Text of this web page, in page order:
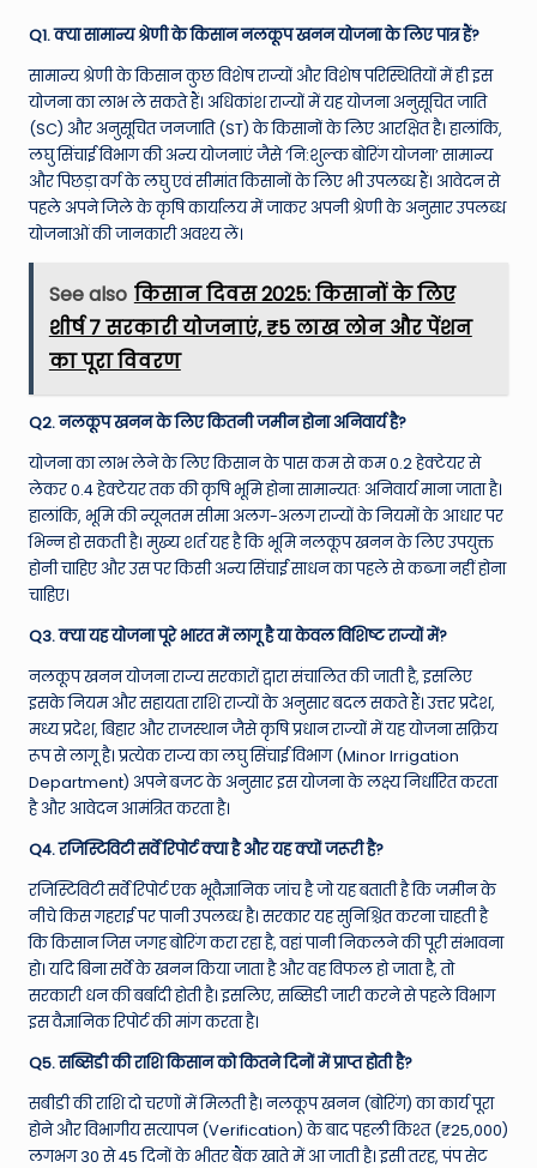
Q1. क्या सामान्य श्रेणी के किसान नलकूप खनन योजना के लिए पात्र हैं?
सामान्य श्रेणी के किसान कुछ विशेष राज्यों और विशेष परिस्थितियों में ही इस
योजना का लाभ ले सकते हैं। अधिकांश राज्यों में यह योजना अनुसूचित जाति
(SC) और अनुसूचित जनजाति (ST) के किसानों के लिए आरक्षित है। हालांकि,
लघु सिंचाई विभाग की अन्य योजनाएं जैसे ‘नि:शुल्क बोरिंग योजना’ सामान्य
और पिछड़ा वर्ग के लघु एवं सीमांत किसानों के लिए भी उपलब्ध हैं। आवेदन से
पहले अपने जिले के कृषि कार्यालय में जाकर अपनी श्रेणी के अनुसार उपलब्ध
योजनाओं की जानकारी अवश्य लें।
See also किसान दिवस 2025: किसानों के लिए
शीर्ष 7 सरकारी योजनाएं, ₹5 लाख लोन और पेंशन
का पूरा विवरण
Q2. नलकूप खनन के लिए कितनी जमीन होना अनिवार्य है?
योजना का लाभ लेने के लिए किसान के पास कम से कम 0.2 हेक्टेयर से
लेकर 0.4 हेक्टेयर तक की कृषि भूमि होना सामान्यतः अनिवार्य माना जाता है।
हालांकि, भूमि की न्यूनतम सीमा अलग-अलग राज्यों के नियमों के आधार पर
भिन्न हो सकती है। मुख्य शर्त यह है कि भूमि नलकूप खनन के लिए उपयुक्त
होनी चाहिए और उस पर किसी अन्य सिंचाई साधन का पहले से कब्जा नहीं होना
चाहिए।
Q3. क्या यह योजना पूरे भारत में लागू है या केवल विशिष्ट राज्यों में?
नलकूप खनन योजना राज्य सरकारों द्वारा संचालित की जाती है, इसलिए
इसके नियम और सहायता राशि राज्यों के अनुसार बदल सकते हैं। उत्तर प्रदेश,
मध्य प्रदेश, बिहार और राजस्थान जैसे कृषि प्रधान राज्यों में यह योजना सक्रिय
रूप से लागू है। प्रत्येक राज्य का लघु सिंचाई विभाग (Minor Irrigation
Department) अपने बजट के अनुसार इस योजना के लक्ष्य निर्धारित करता
है और आवेदन आमंत्रित करता है।
Q4. रजिस्टिविटी सर्वे रिपोर्ट क्या है और यह क्यों जरूरी है?
रजिस्टिविटी सर्वे रिपोर्ट एक भूवैज्ञानिक जांच है जो यह बताती है कि जमीन के
नीचे किस गहराई पर पानी उपलब्ध है। सरकार यह सुनिश्चित करना चाहती है
कि किसान जिस जगह बोरिंग करा रहा है, वहां पानी निकलने की पूरी संभावना
हो। यदि बिना सर्वे के खनन किया जाता है और वह विफल हो जाता है, तो
सरकारी धन की बर्बादी होती है। इसलिए, सब्सिडी जारी करने से पहले विभाग
इस वैज्ञानिक रिपोर्ट की मांग करता है।
Q5. सब्सिडी की राशि किसान को कितने दिनों में प्राप्त होती है?
सबीडी की राशि दो चरणों में मिलती है। नलकूप खनन (बोरिंग) का कार्य पूरा
होने और विभागीय सत्यापन (Verification) के बाद पहली किश्त (₹25,000)
लगभग 30 से 45 दिनों के भीतर बैंक खाते में आ जाती है। इसी तरह, पंप सेट